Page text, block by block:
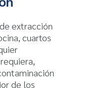
extracción
cuartos
de los